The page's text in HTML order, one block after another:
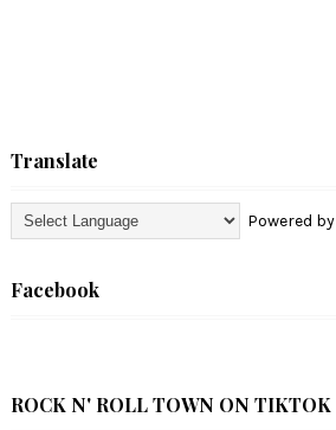
Translate
Powered by
Facebook
ROCK N' ROLL TOWN ON TIKTOK